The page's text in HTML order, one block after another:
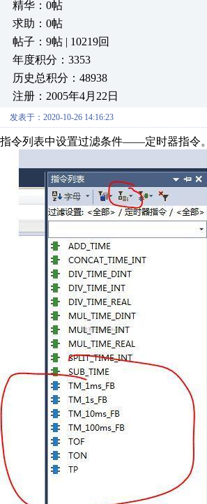
精华：0帖
求助：0帖
帖子：9帖 | 10219回
年度积分：3353
历史总积分：48938
注册：2005年4月22日
发表于：2020-10-26 14:16:23
指令列表中设置过滤条件——定时器指令。